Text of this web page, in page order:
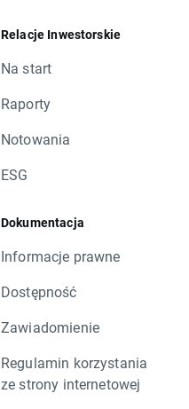
Relacje Inwestorskie
Na start
Raporty
Notowania
ESG
Dokumentacja
Informacje prawne
Dostępność
Zawiadomienie
Regulamin korzystania
ze strony internetowej